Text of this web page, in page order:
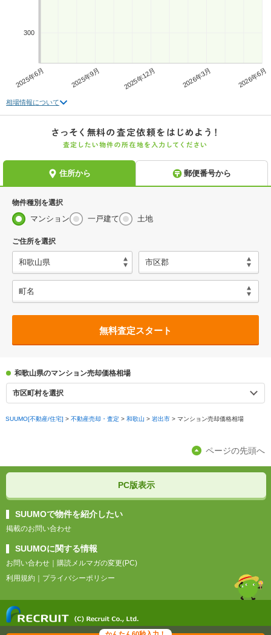
2025年6月 2025年9月 2025年12月 2026年3月 2026年6月
300
相場情報について
物件種別を選択
マンション 一戸建て 土地
ご住所を選択
無料査定スタート
和歌山県のマンション売却価格相場
市区町村を選択
SUUMO[不動産/住宅] > 不動産売却・査定 > 和歌山 > 岩出市 > マンション売却価格相場
ページの先頭へ
PC版表示
SUUMOで物件を紹介したい
掲載のお問い合わせ
SUUMOに関する情報
お問い合わせ
購読メルマガの変更(PC)
利用規約
プライバシーポリシー